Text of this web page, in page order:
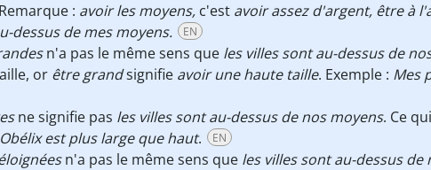
: avoir les moyens, c'est avoir assez d'argent, être à
dessus de mes moyens. EN
n'a pas le même sens que les villes sont au-dessus de
or être grandsignifie avoir une haute taille. Exemple : Mes
ne signifie pas les villes sont au-dessus de nos moyens. Ce
Obélix est plus large que haut. EN
n'a pas le même sens que les villes sont au-dessus de